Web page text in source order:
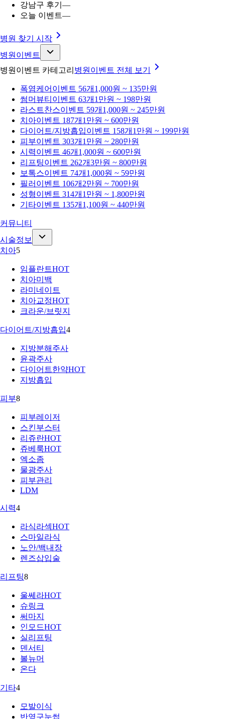
강남구 후기 —
오늘 이벤트—
병원 찾기 시작
병원이벤트
병원이벤트 카테고리 병원이벤트 전체 보기
폭염케어 이벤트 56개 1,000원 ~ 135만원
썸머뷰티 이벤트 63개 1만원 ~ 198만원
라스트찬스이벤트 59개 1,000원 ~ 245만원
치아이벤트 187개 1만원 ~ 600만원
다이어트/지방흡입이벤트 158개 1만원 ~ 199만원
피부이벤트 303개 1만원 ~ 280만원
시력이벤트 46개 1,000원 ~ 600만원
리프팅이벤트 262개3만원 ~ 800만원
보톡스이벤트 74개 1,000원 ~ 59만원
필러 이벤트 106개 2만원 ~ 700만원
성형이벤트 314개 1만원 ~ 1,800만원
기타이벤트 135개 1,100원 ~ 440만원
커뮤니티
시술정보
치아5
임플란트HOT
치아미백
라미네이트
치아교정HOT
크라운/브릿지
다이어트/지방흡입4
지방분해주사
윤곽주사
다이어트한약HOT
지방흡입
피부8
피부레이저
스킨부스터
리쥬란HOT
쥬베룩HOT
엑소좀
물광주사
피부관리
LDM
시력4
라식라섹HOT
스마일라식
노안/백내장
렌즈삽입술
리프팅8
울쎄라HOT
슈링크
써마지
인모드HOT
실리프팅
덴서티
볼뉴머
온다
기타4
모발이식
반영구눈썹